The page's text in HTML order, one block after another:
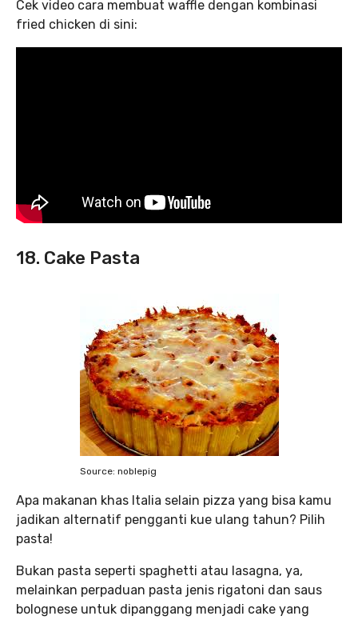
Cek video cara membuat waffle dengan kombinasi
fried chicken di sini:
18. Cake Pasta
Source: noblepig
Apa makanan khas Italia selain pizza yang bisa kamu
jadikan alternatif pengganti kue ulang tahun? Pilih
pasta!
Bukan pasta seperti spaghetti atau lasagna, ya,
melainkan perpaduan pasta jenis rigatoni dan saus
bolognese untuk dipanggang menjadi cake yang